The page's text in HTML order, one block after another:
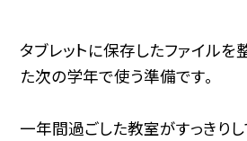
タブレットに保存したファイルを
た次の学年で使う準備です。
一年間過ごした教室がすっきり